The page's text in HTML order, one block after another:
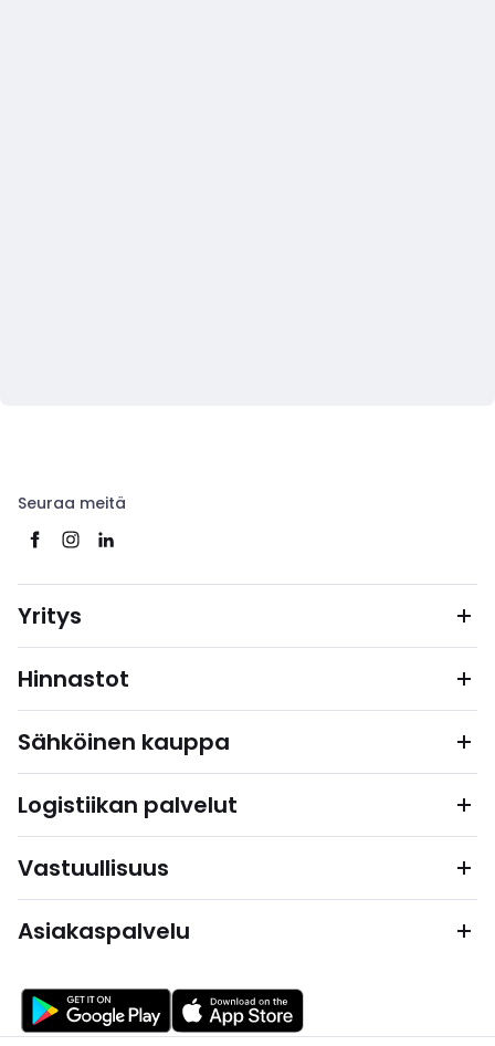
Seuraa meitä
Yritys
Hinnastot
Sähköinen kauppa
Logistiikan palvelut
Vastuullisuus
Asiakaspalvelu